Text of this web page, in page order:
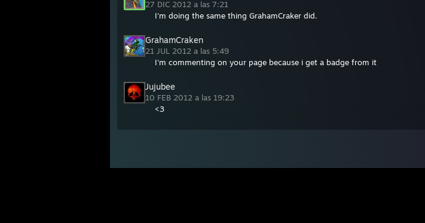
27 DIC 2012 a las 7:21
I'm doing the same thing GrahamCraker did.
GrahamCraken
21 JUL 2012 a las 5:49
I'm commenting on your page because i get a badge from it
Jujubee
10 FEB 2012 a las 19:23
<3